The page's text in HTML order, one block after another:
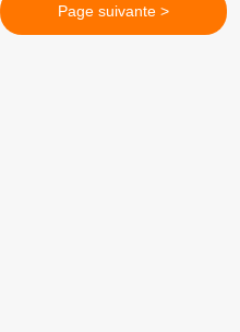
Page suivante >